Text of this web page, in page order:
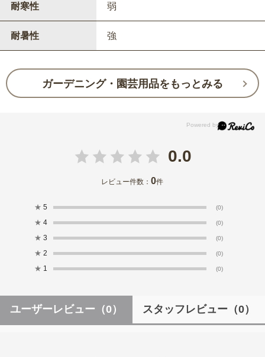
耐寒性 弱
耐暑性 強
ガーデニング・園芸用品をもっとみる
0.0
レビュー件数：0件
★ 5 (0)
★ 4 (0)
★ 3 (0)
★ 2 (0)
★ 1 (0)
ユーザーレビュー （0） スタッフレビュー （0）